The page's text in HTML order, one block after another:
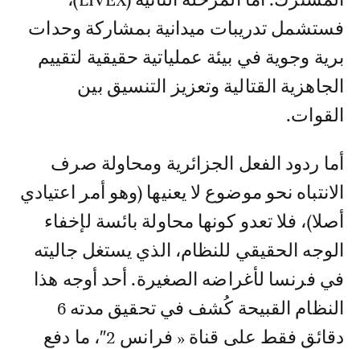
فستشمل تدريبات ميدانية بمشاركة وحدات
برية وجوية في بيئة عملياتية حقيقية لتقييم
الجاهزية القتالية وتعزيز التنسيق بين
القوات.
أما ردود الفعل الجزائرية ومحاولة صرف
الانتباه نحو موضوع لا يعنيها (وهو أمر اعتيادي
أصلا)، فلا تعدو كونها محاولة بائسة لإخفاء
الوجه الحقيقي للنظام، الذي يستغل جاليته
في فرنسا لأغراضه الصغيرة. أحد أوجه هذا
النظام القبيحة كُشف في تحقيق مدته 6
دقائق فقط على قناة « فرانس 2″، ما دفع